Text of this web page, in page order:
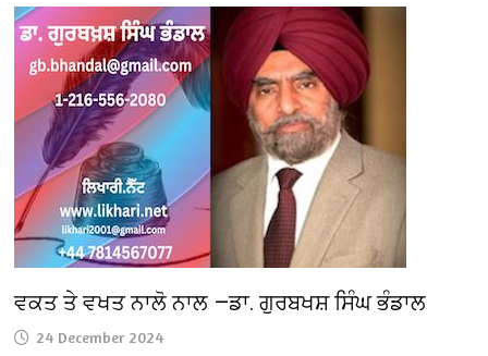
ਵਕਤ ਤੇ ਵਖਤ ਨਾਲੋ ਨਾਲ —ਡਾ. ਗੁਰਬਖਸ਼ ਸਿੰਘ ਭੰਡਾਲ
24 December 2024